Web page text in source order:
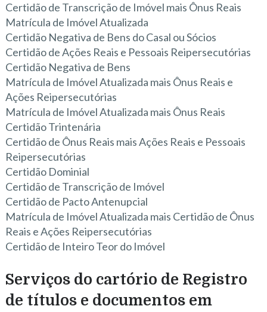
Certidão de Transcrição de Imóvel mais Ônus Reais
Matrícula de Imóvel Atualizada
Certidão Negativa de Bens do Casal ou Sócios
Certidão de Ações Reais e Pessoais Reipersecutórias
Certidão Negativa de Bens
Matrícula de Imóvel Atualizada mais Ônus Reais e
Ações Reipersecutórias
Matrícula de Imóvel Atualizada mais Ônus Reais
Certidão Trintenária
Certidão de Ônus Reais mais Ações Reais e Pessoais
Reipersecutórias
Certidão Dominial
Certidão de Transcrição de Imóvel
Certidão de Pacto Antenupcial
Matrícula de Imóvel Atualizada mais Certidão de Ônus
Reais e Ações Reipersecutórias
Certidão de Inteiro Teor do Imóvel
Serviços do cartório de Registro
de títulos e documentos em